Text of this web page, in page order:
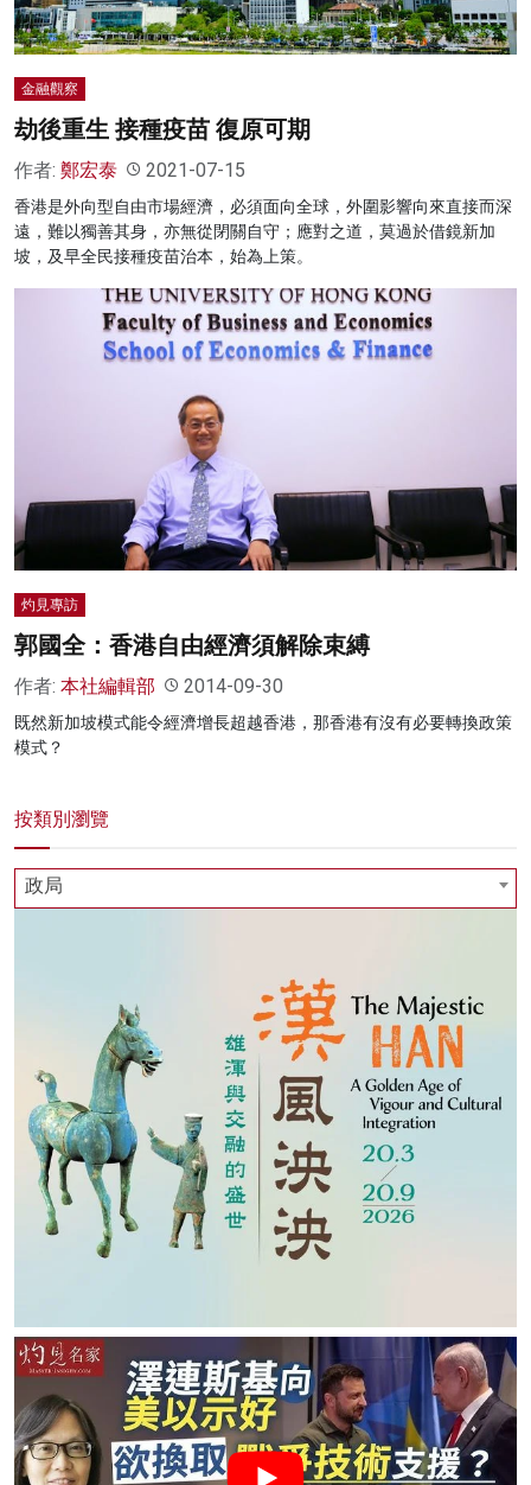
關於我們
金融觀察
劫後重生 接種疫苗 復原可期
作者: 鄭宏泰 2021-07-15
香港是外向型自由市場經濟，必須面向全球，外圍影響向來直接而深
遠，難以獨善其身，亦無從閉關自守；應對之道，莫過於借鏡新加
坡，及早全民接種疫苗治本，始為上策。
灼見專訪
郭國全：香港自由經濟須解除束縛
作者: 本社編輯部 2014-09-30
既然新加坡模式能令經濟增長超越香港，那香港有沒有必要轉換政策
模式？
按類別瀏覽
政局